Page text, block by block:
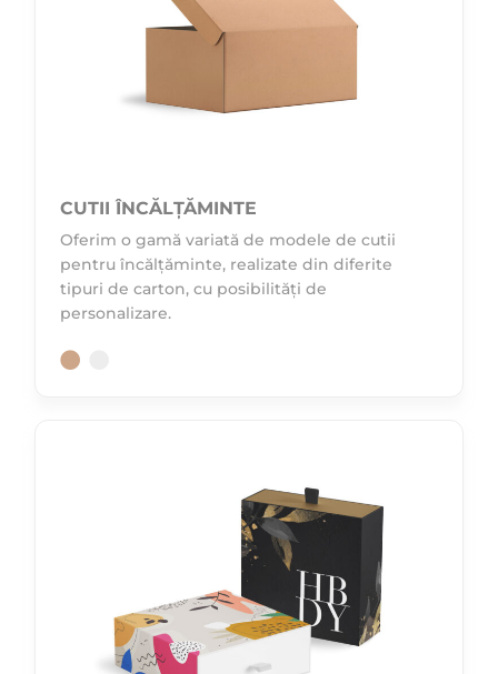
CUTII ÎNCĂLȚĂMINTE
Oferim o gamă variată de modele de cutii
pentru încălțăminte, realizate din diferite
tipuri de carton, cu posibilități de
personalizare.